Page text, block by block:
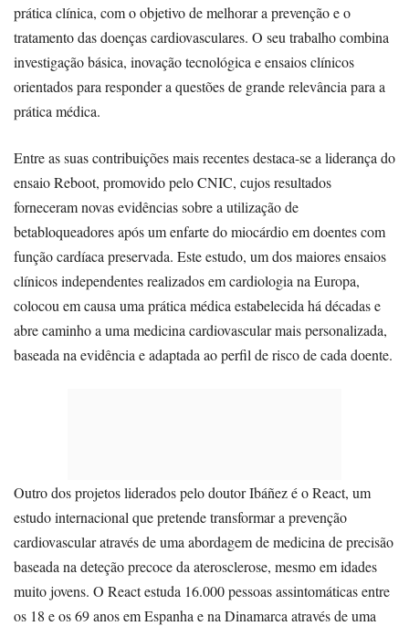
prática clínica, com o objetivo de melhorar a prevenção e o
tratamento das doenças cardiovasculares. O seu trabalho combina
investigação básica, inovação tecnológica e ensaios clínicos
orientados para responder a questões de grande relevância para a
prática médica.
Entre as suas contribuições mais recentes destaca-se a liderança do
ensaio Reboot, promovido pelo CNIC, cujos resultados
forneceram novas evidências sobre a utilização de
betabloqueadores após um enfarte do miocárdio em doentes com
função cardíaca preservada. Este estudo, um dos maiores ensaios
clínicos independentes realizados em cardiologia na Europa,
colocou em causa uma prática médica estabelecida há décadas e
abre caminho a uma medicina cardiovascular mais personalizada,
baseada na evidência e adaptada ao perfil de risco de cada doente.
Outro dos projetos liderados pelo doutor Ibáñez é o React, um
estudo internacional que pretende transformar a prevenção
cardiovascular através de uma abordagem de medicina de precisão
baseada na deteção precoce da aterosclerose, mesmo em idades
muito jovens. O React estuda 16.000 pessoas assintomáticas entre
os 18 e os 69 anos em Espanha e na Dinamarca através de uma